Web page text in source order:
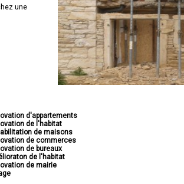
une
d'appartements
de l'habitat
de maisons
de commerces
de bureaux
de l'habitat
de mairie